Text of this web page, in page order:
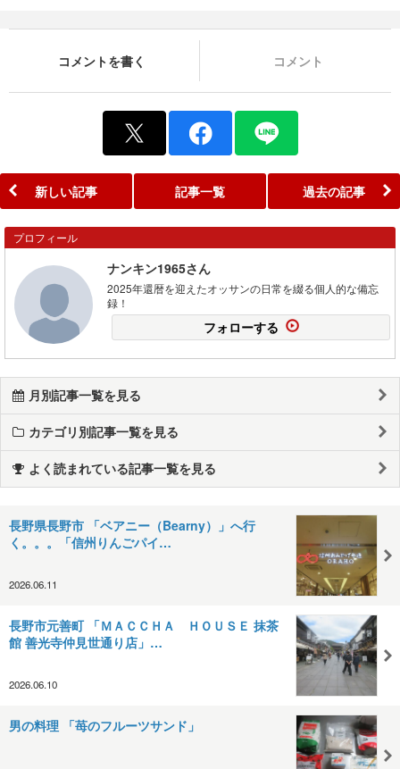
コメントを書く コメント
新しい記事 記事一覧 過去の記事
プロフィール
ナンキン1965さん
2025年還暦を迎えたオッサンの日常を綴る個人的な備忘
録！
フォローする
月別記事一覧を見る
カテゴリ別記事一覧を見る
よく読まれている記事一覧を見る
長野県長野市 「ベアニー（Bearny）」へ行
く。。。「信州りんごパイ…
2026.06.11
長野市元善町 「ＭＡＣＣＨＡ ＨＯＵＳＥ 抹茶
館 善光寺仲見世通り店」…
2026.06.10
男の料理 「苺のフルーツサンド」